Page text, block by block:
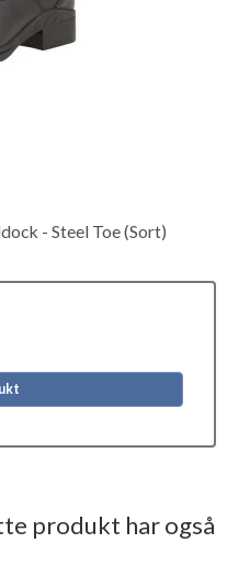
- Steel Toe (Sort)
produkt har også